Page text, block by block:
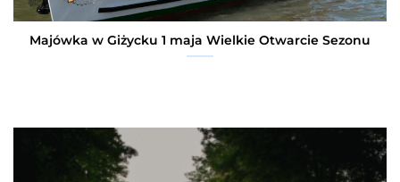
Majówka w Giżycku 1 maja Wielkie Otwarcie Sezonu